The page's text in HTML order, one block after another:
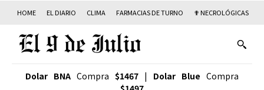
HOME EL DIARIO CLIMA FARMACIAS DE TURNO ✟ NECROLÓGICAS
Dolar BNA Compra $1467 | Dolar Blue Compra